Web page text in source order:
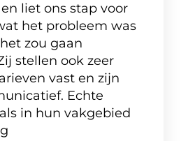
liet ons stap voor
het probleem was
zou gaan
stellen ook zeer
vast en zijn
Echte
in hun vakgebied